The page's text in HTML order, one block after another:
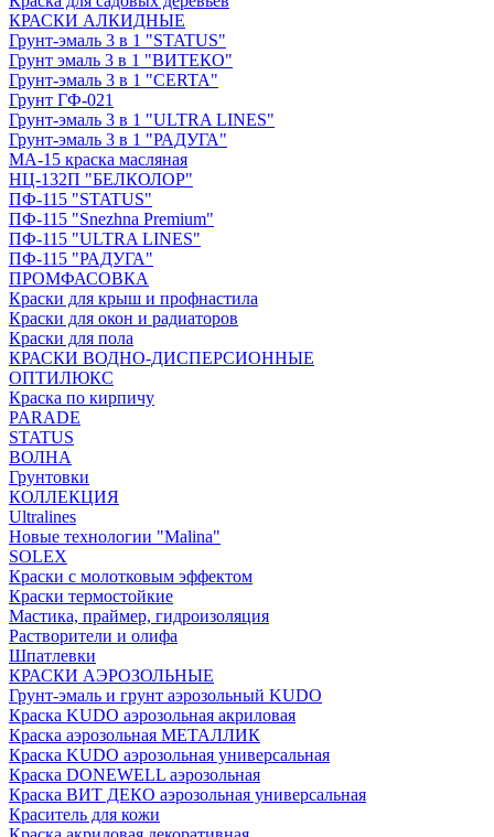
КРАСКИ АЛКИДНЫЕ
Грунт-эмаль 3 в 1 "STATUS"
Грунт эмаль 3 в 1 "ВИТЕКО"
Грунт-эмаль 3 в 1 "CERTA"
Грунт ГФ-021
Грунт-эмаль 3 в 1 "ULTRA LINES"
Грунт-эмаль 3 в 1 "РАДУГА"
МА-15 краска масляная
НЦ-132П "БЕЛКОЛОР"
ПФ-115 "STATUS"
ПФ-115 "Snezhna Premium"
ПФ-115 "ULTRA LINES"
ПФ-115 "РАДУГА"
ПРОМФАСОВКА
Краски для крыш и профнастила
Краски для окон и радиаторов
Краски для пола
КРАСКИ ВОДНО-ДИСПЕРСИОННЫЕ
ОПТИЛЮКС
Краска по кирпичу
PARADE
STATUS
ВОЛНА
Грунтовки
КОЛЛЕКЦИЯ
Ultralines
Новые технологии "Malina"
SOLEX
Краски с молотковым эффектом
Краски термостойкие
Мастика, праймер, гидроизоляция
Растворители и олифа
Шпатлевки
КРАСКИ АЭРОЗОЛЬНЫЕ
Грунт-эмаль и грунт аэрозольный KUDO
Краска KUDO аэрозольная акриловая
Краска аэрозольная МЕТАЛЛИК
Краска KUDO аэрозольная универсальная
Краска DONEWELL аэрозольная
Краска ВИТ ДЕКО аэрозольная универсальная
Краситель для кожи